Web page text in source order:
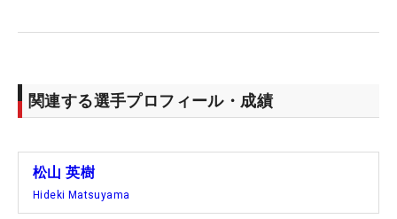
情は誇らしげだった。
ってのけた松山・田淵コンビは、この1試合で“解
の経験を伝えていきたい」。田淵キャディにとって
も、価値ある1勝となった。
関連する選手プロフィール・成績
松山 英樹
Hideki Matsuyama